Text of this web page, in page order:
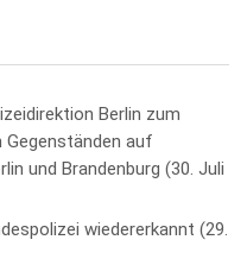
Berlin zum
auf
und Brandenburg 30. Juli
wiedererkannt 29.